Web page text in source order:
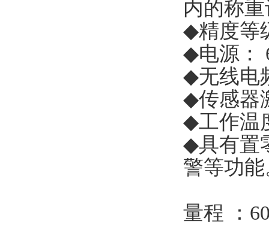
内的称
◆精度等
◆电源：
◆无线电
◆传感器
◆工作温
◆具有置
警等功
量程
：